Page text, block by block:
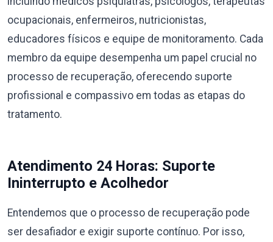
ocupacionais, enfermeiros, nutricionistas,
educadores físicos e equipe de monitoramento. Cada
membro da equipe desempenha um papel crucial no
processo de recuperação, oferecendo suporte
profissional e compassivo em todas as etapas do
tratamento.
Atendimento 24 Horas: Suporte
Ininterrupto e Acolhedor
Entendemos que o processo de recuperação pode
ser desafiador e exigir suporte contínuo. Por isso,